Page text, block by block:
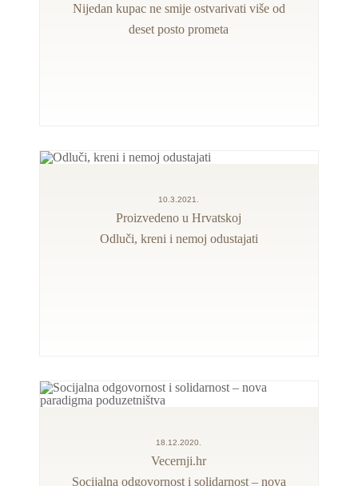
Nijedan kupac ne smije ostvarivati više od
deset posto prometa
10.3.2021.
Proizvedeno u Hrvatskoj
Odluči, kreni i nemoj odustajati
18.12.2020.
Vecernji.hr
Socijalna odgovornost i solidarnost – nova